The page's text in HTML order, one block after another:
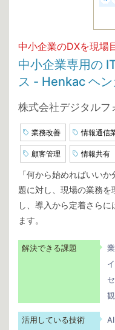
中小企業のDXを現場
中小企業専用の
ス - Henkac ヘ
株式会社デジタルフ
業務改善 情報通信
顧客管理 情報共有
「何から始めればいい
題に対し、現場の業務
し、導入から定着さら
ます。
解決できる課題
活用している技術 AI